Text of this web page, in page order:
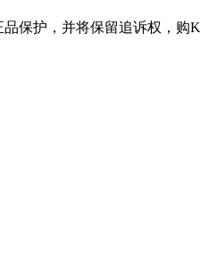
保护，并将保留追诉权，购